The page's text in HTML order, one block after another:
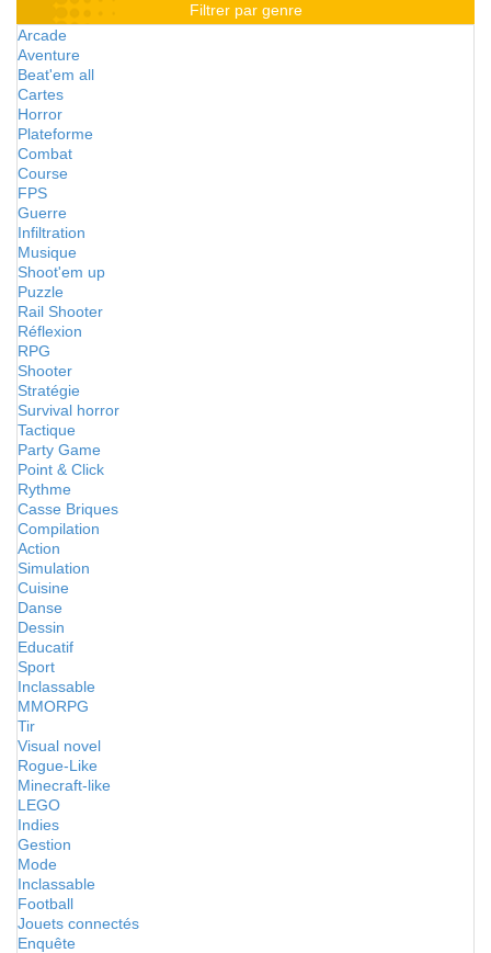
Filtrer par genre
Arcade
Aventure
Beat'em all
Cartes
Horror
Plateforme
Combat
Course
FPS
Guerre
Infiltration
Musique
Shoot'em up
Puzzle
Rail Shooter
Réflexion
RPG
Shooter
Stratégie
Survival horror
Tactique
Party Game
Point & Click
Rythme
Casse Briques
Compilation
Action
Simulation
Cuisine
Danse
Dessin
Educatif
Sport
Inclassable
MMORPG
Tir
Visual novel
Rogue-Like
Minecraft-like
LEGO
Indies
Gestion
Mode
Inclassable
Football
Jouets connectés
Enquête